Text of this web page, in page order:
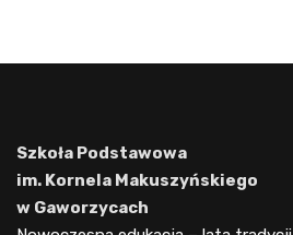
Szkoła Podstawowa
im. Kornela Makuszyńskiego
w Gaworzycach